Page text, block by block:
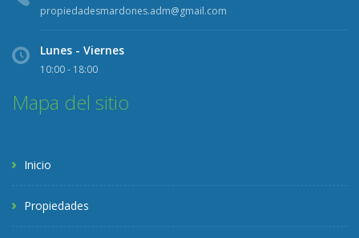
propiedadesmardones.adm@gmail.com
Lunes - Viernes
10:00 - 18:00
Mapa del sitio
Inicio
Propiedades